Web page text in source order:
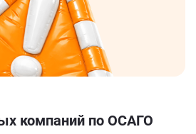
компаний по ОСАГО